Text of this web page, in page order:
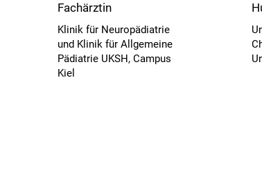
Fachärztin
Klinik für Neuropädiatrie
und Klinik für Allgemeine
Pädiatrie UKSH, Campus
Kiel